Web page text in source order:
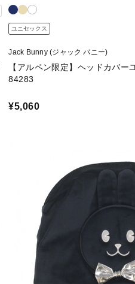
ユニセックス
Jack Bunny (ジャック バニー)
【アルペン限定】ヘッドカバ
84283
¥5,060